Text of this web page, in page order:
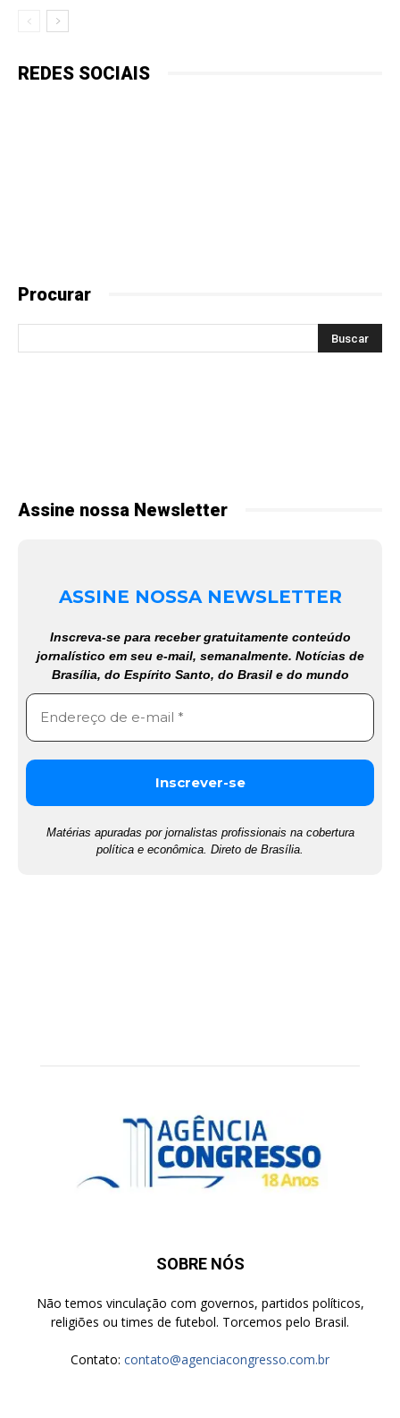
REDES SOCIAIS
Procurar
Assine nossa Newsletter
ASSINE NOSSA NEWSLETTER
Inscreva-se para receber gratuitamente conteúdo
jornalístico em seu e-mail, semanalmente. Notícias de
Brasília, do Espírito Santo, do Brasil e do mundo
Matérias apuradas por jornalistas profissionais na cobertura
política e econômica. Direto de Brasília.
SOBRE NÓS
Não temos vinculação com governos, partidos políticos,
religiões ou times de futebol. Torcemos pelo Brasil.
Contato: contato@agenciacongresso.com.br